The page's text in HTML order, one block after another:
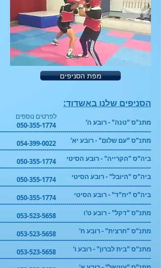
מפת הסניפים
הסניפים שלנו באשדוד:
מתנ"ס "טנה" - רובע ה'
מתנ"ס "עם שלום" - רובע יא'
ביה"ס "הקרייה" - רובע הסיטי
ביה"ס "היובל" - רובע הסיטי
ביה"ס "יח"ד" - רובע הסיטי
מתנ"ס "דקל" - רובע ט'ו
מתנ"ס "חרצית" - רובע ח'
מתנ"ס "בית לברון" - רובע ו'
לפרטים נוספים
050-355-1774
054-399-0022
050-355-1774
050-355-1774
050-355-1774
053-523-5658
053-523-5658
053-523-5658